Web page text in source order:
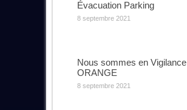
Évacuation Parking
8 septembre 2021
Nous sommes en Vigilance
ORANGE
8 septembre 2021